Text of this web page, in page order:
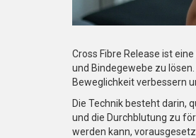
Cross Fibre Release ist
und Bindegewebe zu
Beweglichkeit verbessern
Die Technik besteht darin,
und die Durchblutung zu
werden kann,